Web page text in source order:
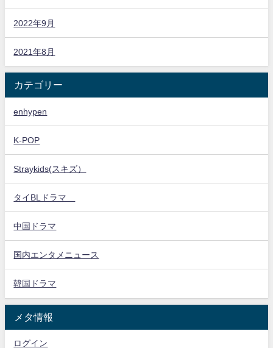
2022年9月
2021年8月
カテゴリー
enhypen
K-POP
Straykids(スキズ）
タイBLドラマ
中国ドラマ
国内エンタメニュース
韓国ドラマ
メタ情報
ログイン